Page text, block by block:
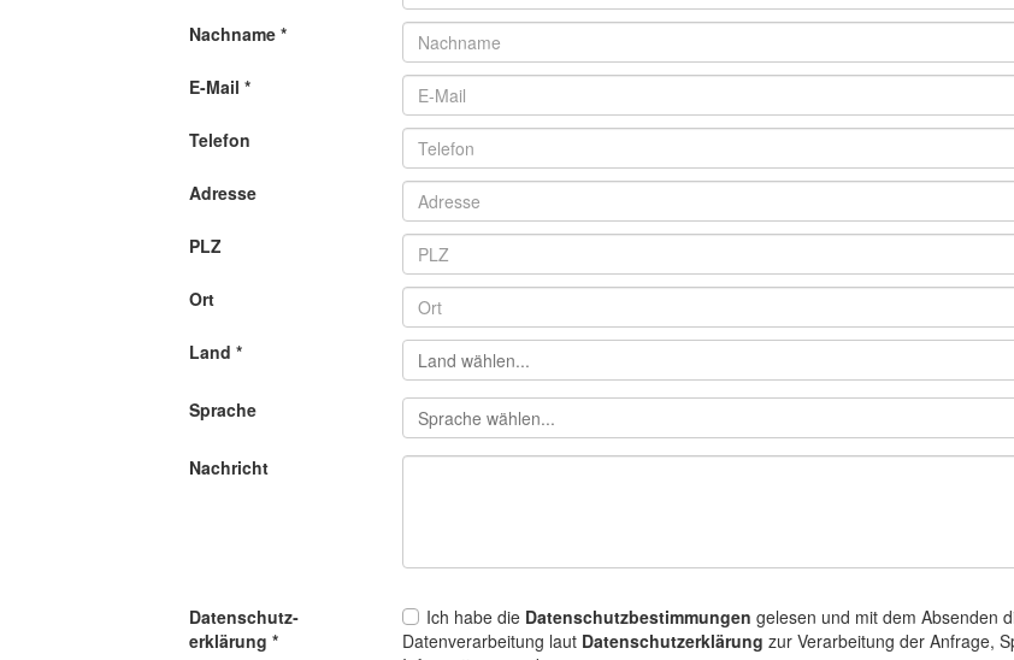
Nachname *
E-Mail *
Telefon
Adresse
PLZ
Ort
Land *
Sprache
Nachricht
Datenschutz­
erklärung *
Ich habe die Datenschutzbestimmungen gelesen und mit dem Absenden
Datenverarbeitung laut Datenschutzerklärung zur Verarbeitung der Anfrage,